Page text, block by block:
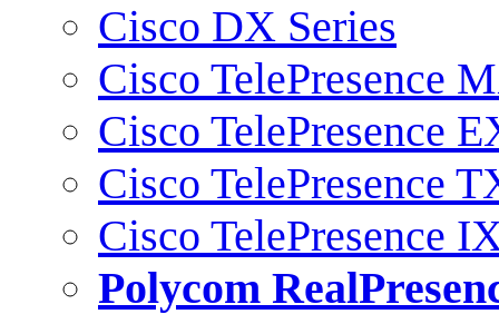
Cisco DX Series
Cisco TelePresence
Cisco TelePresence
Cisco TelePresence
Cisco TelePresence
Polycom